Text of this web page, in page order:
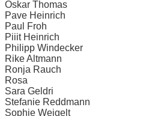
Oskar Thomas
Pave Heinrich
Paul Froh
Piiit Heinrich
Philipp Windecker
Rike Altmann
Ronja Rauch
Rosa
Sara Geldri
Stefanie Reddmann
Sophie Weigelt